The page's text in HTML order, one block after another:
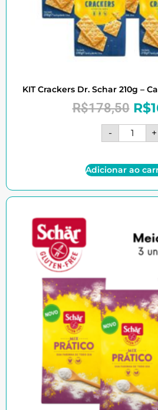
KIT Crackers Dr. Schar 210g –
R$178,50 R$
- +
Adicionar ao